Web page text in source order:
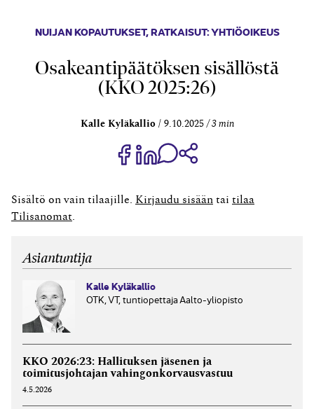
NUIJAN KOPAUTUKSET,RATKAISUT: YHTIÖOIKEUS
Osakeantipäätöksen sisällöstä
(KKO 2025:26)
Kalle Kyläkallio 9.10.2025 3 min
Jaa Share on Facebook
Jaa Share on LinkedIn
Jaa WhatsApp-viestinä
Sisältö on vain tilaajille. Kirjaudu sisään tai tilaa
Tilisanomat
Asiantuntija
Kalle Kyläkallio
OTK, VT, tuntiopettaja Aalto-yliopisto
KKO 2026:23: Hallituksen jäsenen ja
toimitusjohtajan vahingonkorvausvastuu
4.5.2026